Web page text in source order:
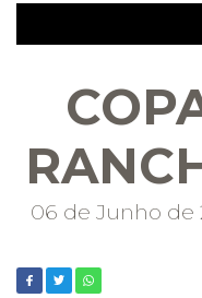
06 de Junho de